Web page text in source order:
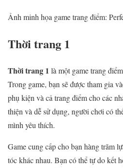
Ảnh minh họa game trang điểm:
Thời trang 1
Thời trang 1 là một game trang
Trong game, bạn sẽ được tham gia
phụ kiện và cả trang điểm cho các
thiện và dễ sử dụng, người chơi có
mình yêu thích.
Game cung cấp cho bạn hàng trăm
tóc khác nhau. Bạn có thể tự do kết